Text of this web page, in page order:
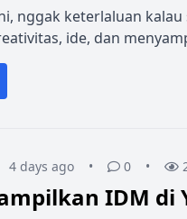
nggak keterlaluan
ide, dan
4 days ago • 0 •
IDM di